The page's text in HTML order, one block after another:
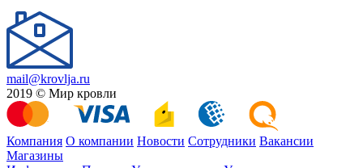
mail@krovlja.ru
2019 © Мир кровли
Компания О компании Новости Сотрудники Вакансии
Магазины